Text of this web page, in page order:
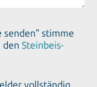
senden" stimme
den Steinbeis-